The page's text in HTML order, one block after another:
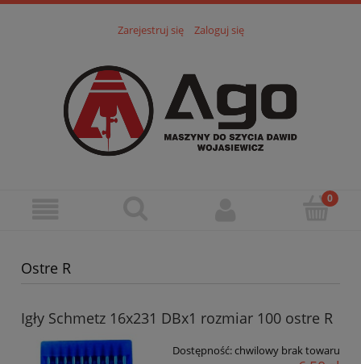
Zarejestruj się Zaloguj się
Ostre R
Igły Schmetz 16x231 DBx1 rozmiar 100 ostre R
Dostępność:chwilowy brak towaru